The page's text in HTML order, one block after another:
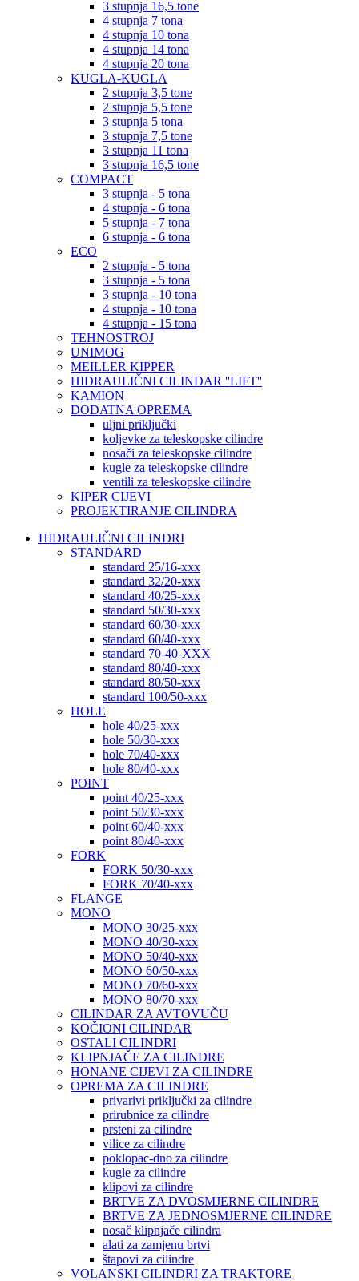
3 stupnja 16,5 tone
4 stupnja 7 tona
4 stupnja 10 tona
4 stupnja 14 tona
4 stupnja 20 tona
KUGLA-KUGLA
2 stupnja 3,5 tone
2 stupnja 5,5 tone
3 stupnja 5 tona
3 stupnja 7,5 tone
3 stupnja 11 tona
3 stupnja 16,5 tone
COMPACT
3 stupnja - 5 tona
4 stupnja - 6 tona
5 stupnja - 7 tona
6 stupnja - 6 tona
ECO
2 stupnja - 5 tona
3 stupnja - 5 tona
3 stupnja - 10 tona
4 stupnja - 10 tona
4 stupnja - 15 tona
TEHNOSTROJ
UNIMOG
MEILLER KIPPER
HIDRAULIČNI CILINDAR ''LIFT''
KAMION
DODATNA OPREMA
uljni priključki
koljevke za teleskopske cilindre
nosači za teleskopske cilindre
kugle za teleskopske cilindre
ventili za teleskopske cilindre
KIPER CIJEVI
PROJEKTIRANJE CILINDRA
HIDRAULIČNI CILINDRI
STANDARD
standard 25/16-xxx
standard 32/20-xxx
standard 40/25-xxx
standard 50/30-xxx
standard 60/30-xxx
standard 60/40-xxx
standard 70-40-XXX
standard 80/40-xxx
standard 80/50-xxx
standard 100/50-xxx
HOLE
hole 40/25-xxx
hole 50/30-xxx
hole 70/40-xxx
hole 80/40-xxx
POINT
point 40/25-xxx
point 50/30-xxx
point 60/40-xxx
point 80/40-xxx
FORK
FORK 50/30-xxx
FORK 70/40-xxx
FLANGE
MONO
MONO 30/25-xxx
MONO 40/30-xxx
MONO 50/40-xxx
MONO 60/50-xxx
MONO 70/60-xxx
MONO 80/70-xxx
CILINDAR ZA AVTOVUČU
KOČIONI CILINDAR
OSTALI CILINDRI
KLIPNJAČE ZA CILINDRE
HONANE CIJEVI ZA CILINDRE
OPREMA ZA CILINDRE
privarivi priključki za cilindre
prirubnice za cilindre
prsteni za cilindre
vilice za cilindre
poklopac-dno za cilindre
kugle za cilindre
klipovi za cilindre
BRTVE ZA DVOSMJERNE CILINDRE
BRTVE ZA JEDNOSMJERNE CILINDRE
nosač klipnjače cilindra
alati za zamjenu brtvi
štapovi za cilindre
VOLANSKI CILINDRI ZA TRAKTORE